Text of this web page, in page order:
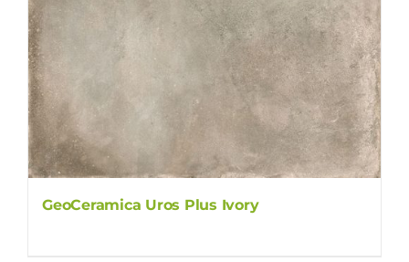
GeoCeramica Uros Plus Ivory